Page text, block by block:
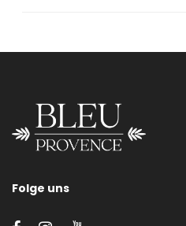
Folge uns